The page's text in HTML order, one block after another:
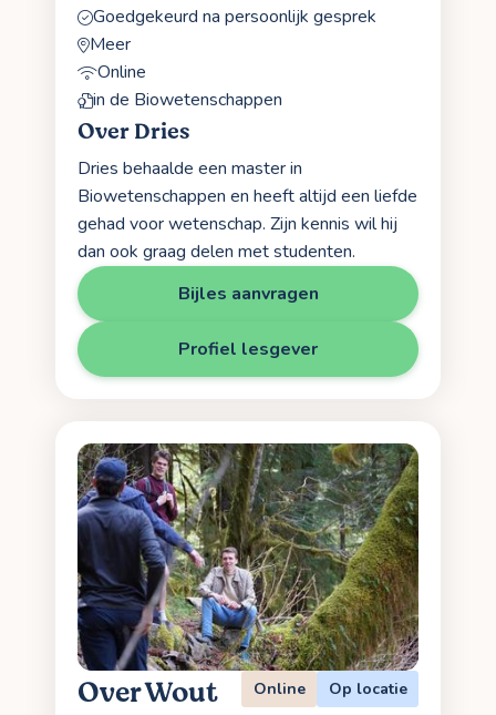
Goedgekeurd na persoonlijk gesprek
Meer
Online
in de Biowetenschappen
Over Dries
Dries behaalde een master in
Biowetenschappen en heeft altijd een liefde
gehad voor wetenschap. Zijn kennis wil hij
dan ook graag delen met studenten.
Bijles aanvragen
Profiel lesgever
Over Wout Online Op locatie